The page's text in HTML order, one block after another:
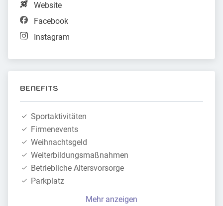
Website
Facebook
Instagram
BENEFITS
Sportaktivitäten
Firmenevents
Weihnachtsgeld
Weiterbildungsmaßnahmen
Betriebliche Altersvorsorge
Parkplatz
Mehr anzeigen